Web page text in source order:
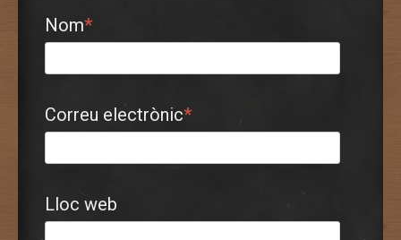
Nom*
Correu electrònic*
Lloc web